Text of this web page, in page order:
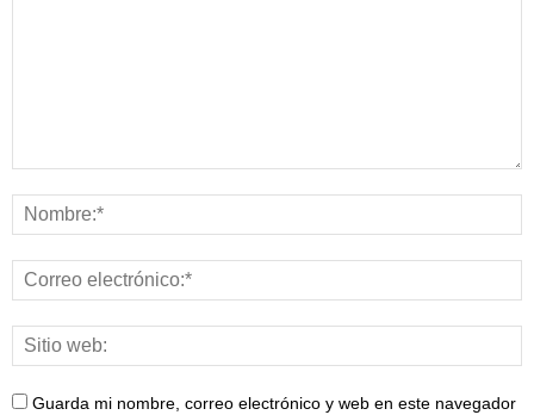
Guarda mi nombre, correo electrónico y web en este navegador